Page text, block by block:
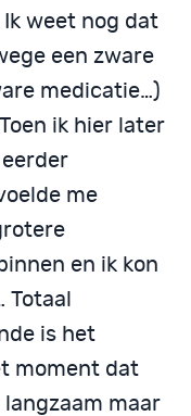
weet nog dat
een zware
medicatie…)
ik hier later
me
en ik kon
is het
moment dat
maar